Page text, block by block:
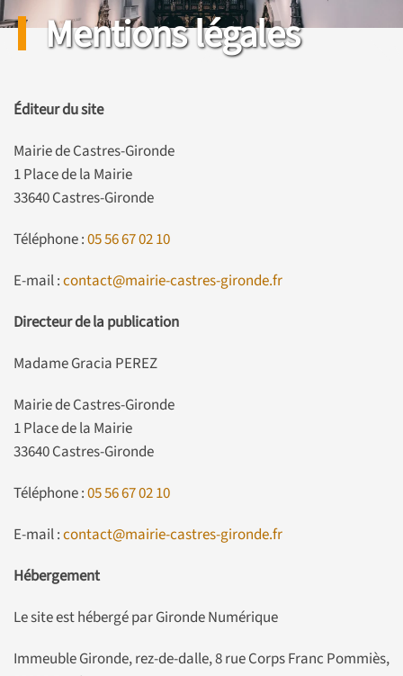
Mentions légales
Éditeur du site
Mairie de Castres-Gironde
1 Place de la Mairie
33640 Castres-Gironde
Téléphone :05 56 67 02 10
E-mail :contact@mairie-castres-gironde.fr
Directeur de la publication
Madame Gracia PEREZ
Mairie de Castres-Gironde
1 Place de la Mairie
33640 Castres-Gironde
Téléphone :05 56 67 02 10
E-mail :contact@mairie-castres-gironde.fr
Hébergement
Le site est hébergé par Gironde Numérique
Immeuble Gironde, rez-de-dalle, 8 rue Corps Franc Pommiès,